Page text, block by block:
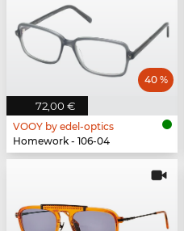
72,00 €
40 %
VOOY by edel-optics
Homework - 106-04